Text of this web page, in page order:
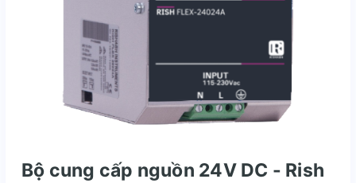
Bộ cung cấp nguồn 24V DC - Rish